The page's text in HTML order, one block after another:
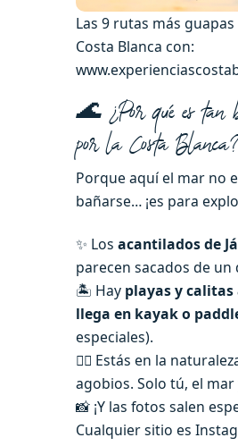
Las 9 rutas más
Costa Blanca con:
🌊 ¿Por qué es tan
por la Costa Blanca?
Porque aquí el mar no
bañarse… ¡es para
✨ Los acantilados de
parecen sacados de
🏝️ Hay playas y calitas
llega en kayak o
especiales).
🧘‍♀️ Estás en la
agobios. Solo tú, el mar
📸 ¡Y las fotos salen
Cualquier sitio es